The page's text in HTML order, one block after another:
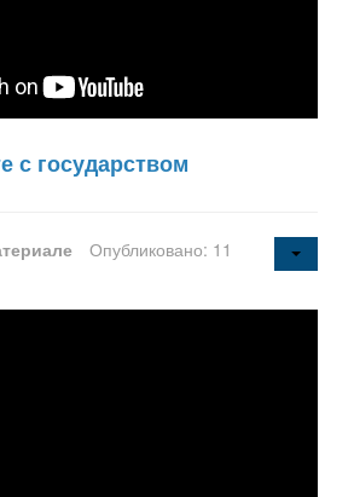
с государством
Опубликовано: 11